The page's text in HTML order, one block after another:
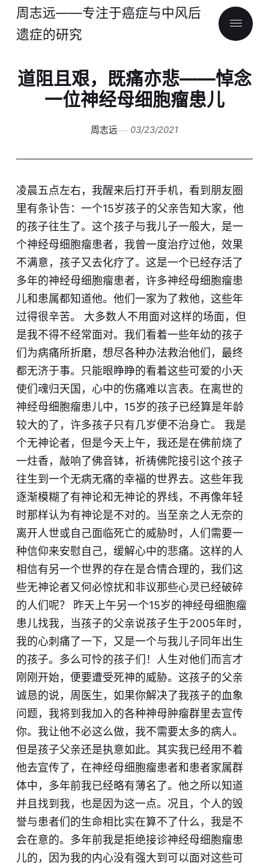
周志远——专注于癌症与中风后
遗症的研究
道阻且艰，既痛亦悲——悼念
一位神经母细胞瘤患儿
周志远 03/23/2021
凌晨五点左右，我醒来后打开手机，看到朋友圈
里有条讣告：一个15岁孩子的父亲告知大家，他
的孩子往生了。这个孩子与我儿子一般大，是一
个神经母细胞瘤患者，我曾一度治疗过他，效果
不满意，孩子又去化疗了。这是一个已经存活了
多年的神经母细胞瘤患者，许多神经母细胞瘤患
儿和患属都知道他。他们一家为了救他，这些年
过得很辛苦。 大多数人不用面对这样的场面，但
是我不得不经常面对。我们看着一些年幼的孩子
们为病痛所折磨，想尽各种办法救治他们，最终
都无济于事。只能眼睁睁的看着这些可爱的小天
使们魂归天国，心中的伤痛难以言表。在离世的
神经母细胞瘤患儿中，15岁的孩子已经算是年龄
较大的了，许多孩子只有几岁便不治身亡。 我是
个无神论者，但是今天上午，我还是在佛前烧了
一炷香，敲响了佛音钵，祈祷佛陀接引这个孩子
往生到一个无病无痛的幸福的世界去。这些年我
逐渐模糊了有神论和无神论的界线，不再像年轻
时那样认为有神论是不对的。当至亲之人无奈的
离开人世或自己面临死亡的威胁时，人们需要一
种信仰来安慰自己，缓解心中的悲痛。这样的人
相信有另一个世界的存在是合情合理的，我们这
些无神论者又何必惊扰和非议那些心灵已经破碎
的人们呢？ 昨天上午另一个15岁的神经母细胞瘤
患儿找我，当孩子的父亲说孩子生于2005年时，
我的心刺痛了一下，又是一个与我儿子同年出生
的孩子。多么可怜的孩子们！人生对他们而言才
刚刚开始，便要遭受死神的威胁。这孩子的父亲
诚恳的说，周医生，如果你解决了我孩子的血象
问题，我将到我加入的各种神母肿瘤群里去宣传
你。我让他不必这么做，我不需要太多的病人。
但是孩子父亲还是执意如此。其实我已经用不着
他去宣传了，在神经母细胞瘤患者和患者家属群
体中，多年前我已经略有薄名了。他之所以知道
并且找到我，也是因为这一点。况且，个人的毁
誉与患者们的生命相比实在算不了什么，我是不
会在意的。多年前我是拒绝接诊神经母细胞瘤患
儿的，因为我的内心没有强大到可以面对这些可